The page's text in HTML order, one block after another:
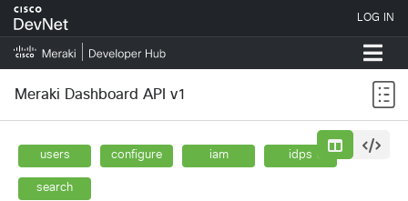
Meraki Dashboard API v1